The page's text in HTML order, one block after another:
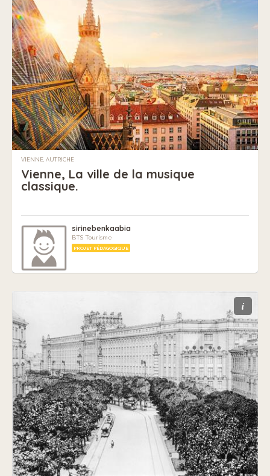
VIENNE, AUTRICHE
Vienne, La ville de la musique
classique.
sirinebenkaabia
BTS Tourisme
PROJET PÉDAGOGIQUE
i